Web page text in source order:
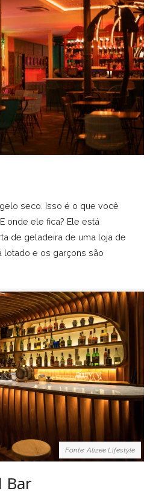
seco. Isso é o que você
onde ele fica? Ele está
de geladeira de uma loja de
lotado e os garçons são
Fonte: Alizee Lifestyle
Bar